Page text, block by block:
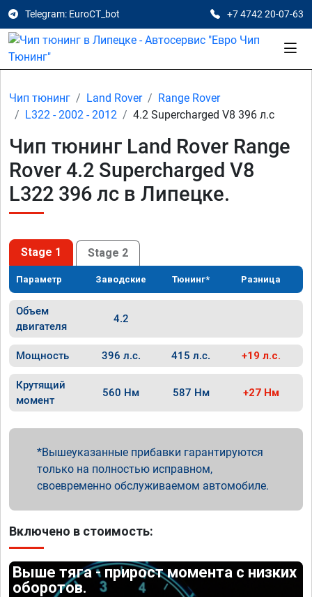
Telegram: EuroCT_bot +7 4742 20-07-63
Чип тюнинг Land Rover
Range Rover
L322 - 2002 - 2012
4.2 Supercharged V8 396 л.с
Чип тюнинг Land Rover Range
Rover 4.2 Supercharged V8
L322 396 лс в Липецке.
Stage 1 Stage 2
Параметр Заводские Тюнинг* Разница
Объем
двигателя
4.2
Мощность 396 л.с. 415 л.с. +19 л.с.
Крутящий
момент
560 Нм 587 Нм +27 Нм
Вышеуказанные прибавки гарантируются
только на полностью исправном,
своевременно обслуживаемом автомобиле.
Включено в стоимость:
Выше тяга - прирост момента с низких
оборотов.